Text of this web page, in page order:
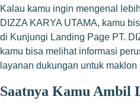
Kalau kamu ingin mengenal
DIZZA KARYA UTAMA, kamu
di Kunjungi Landing Page PT.
kamu bisa melihat informasi
layanan dukungan untuk maklon
Saatnya Kamu Ambil